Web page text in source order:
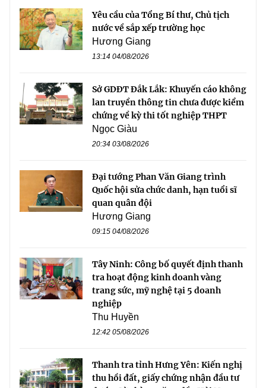
Yêu cầu của Tổng Bí thư, Chủ tịch
nước về sắp xếp trường học
Hương Giang
13:14 04/08/2026
Sở GDĐT Đắk Lắk: Khuyến cáo không
lan truyền thông tin chưa được kiểm
chứng về kỳ thi tốt nghiệp THPT
Ngọc Giàu
20:34 03/08/2026
Đại tướng Phan Văn Giang trình
Quốc hội sửa chức danh, hạn tuổi sĩ
quan quân đội
Hương Giang
09:15 04/08/2026
Tây Ninh: Công bố quyết định thanh
tra hoạt động kinh doanh vàng
trang sức, mỹ nghệ tại 5 doanh
nghiệp
Thu Huyền
12:42 05/08/2026
Thanh tra tỉnh Hưng Yên: Kiến nghị
thu hồi đất, giấy chứng nhận đầu tư